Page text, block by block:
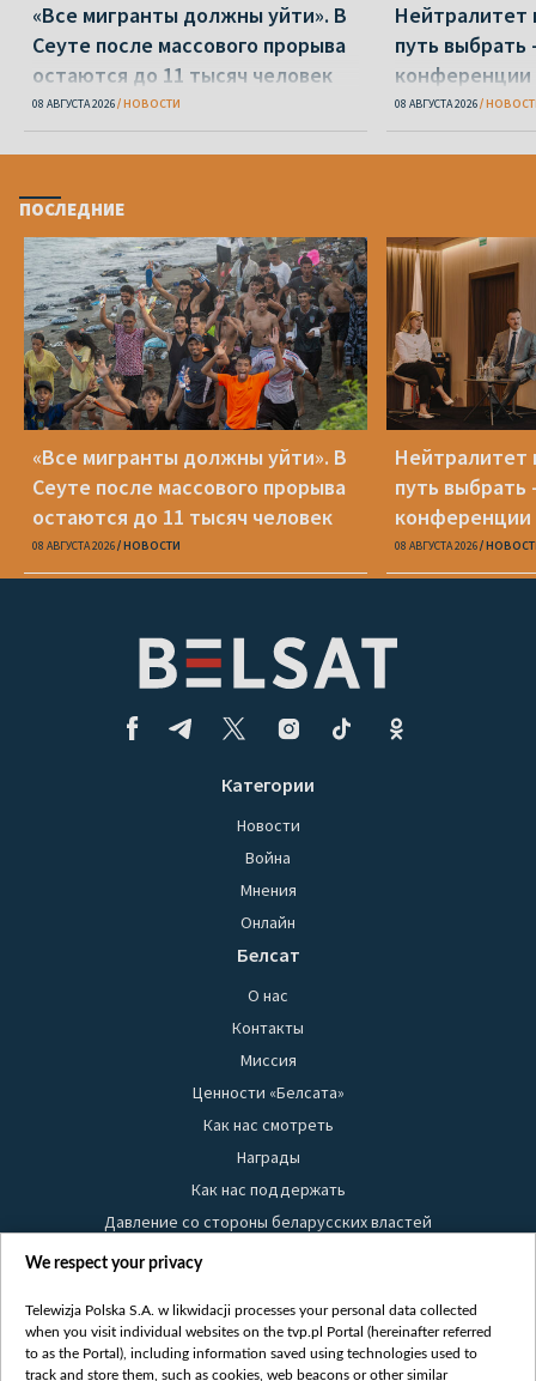
«Все мигранты должны уйти». В
Сеуте после массового прорыва
остаются до 11 тысяч человек
08 АВГУСТА 2026 НОВОСТИ
Нейтралитет
путь выбрать
конференции
08 АВГУСТА 2026
ПОСЛЕДНИЕ
«Все мигранты должны уйти». В
Сеуте после массового прорыва
остаются до 11 тысяч человек
08 АВГУСТА 2026 НОВОСТИ
Нейтралитет
путь выбрать
конференции
08 АВГУСТА 2026
Категории
Новости
Война
Мнения
Онлайн
Белсат
О нас
Контакты
Миссия
Ценности «Белсата»
Как нас смотреть
Награды
Как нас поддержать
Давление со стороны беларусских властей
Правила использования материалов
Безопасность
Youtube
We respect your privacy
Telewizja Polska S.A. w likwidacji processes your personal data collected
when you visit individual websites on the tvp.pl Portal (hereinafter referred
to as the Portal), including information saved using technologies used to
track and store them, such as cookies, web beacons or other similar